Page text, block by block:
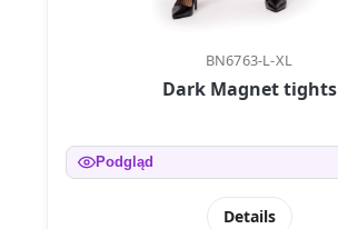
BN6763-L-XL
Dark Magnet tights
Podgląd
Details